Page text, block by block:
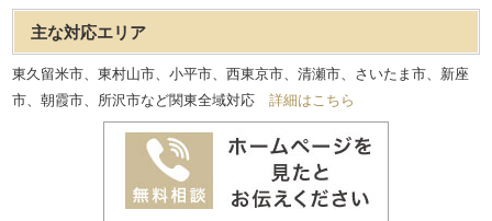
主な対応エリア
東久留米市、東村山市、小平市、西東京市、清瀬市、さいたま市、新座
市、朝霞市、所沢市など関東全域対応詳細はこちら